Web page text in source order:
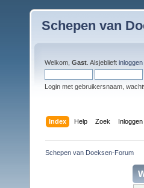
Schepen van
Welkom, Gast . Alsjeblieft inloggen
Login met gebruikersnaam,
Index Help Zoek Inloggen
Schepen van Doeksen-Forum